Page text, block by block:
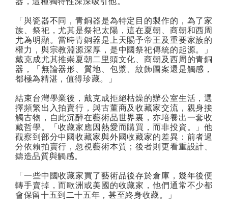
「與瓷器不同，青銅器是為特定目的製作的，為了家
族、祭祀，尤其是祭祀太陽，這在夏朝、商朝和西周
尤為明顯。當時青銅器是上天賜予帝王及重要家族的
權力，與宗教淵源深厚，是中國祭祀傳統的起源。」
戴克成尤其推崇夏朝二里頭文化、商朝及西周的青銅
器，「無論器形、質地、包漿、紋飾圖案還是觸感，
都極為精湛，值得珍藏。」
結束台灣學業後，戴克成拒絕枯燥的辦公室生活，選
擇頻繁出入拍賣行，與古董商及收藏家交流，親身接
觸古物，自此沉醉在藝術品世界裏，亦培養出一套收
藏哲學。「收藏家應因熱愛而購買，而非投資。」他
觀察到部分中國收藏家與外國收藏家的差異：前者過
分依賴拍賣行，忽視藝術本質；後者則更看重設計、
鑄造品質與觸感。
「一些中國收藏家買了藝術品後存於倉庫，幾年後便
轉手賣掉，而歐洲或美國的收藏家，他們通常不少都
會保留十五到二十五年，甚至終身收藏。」